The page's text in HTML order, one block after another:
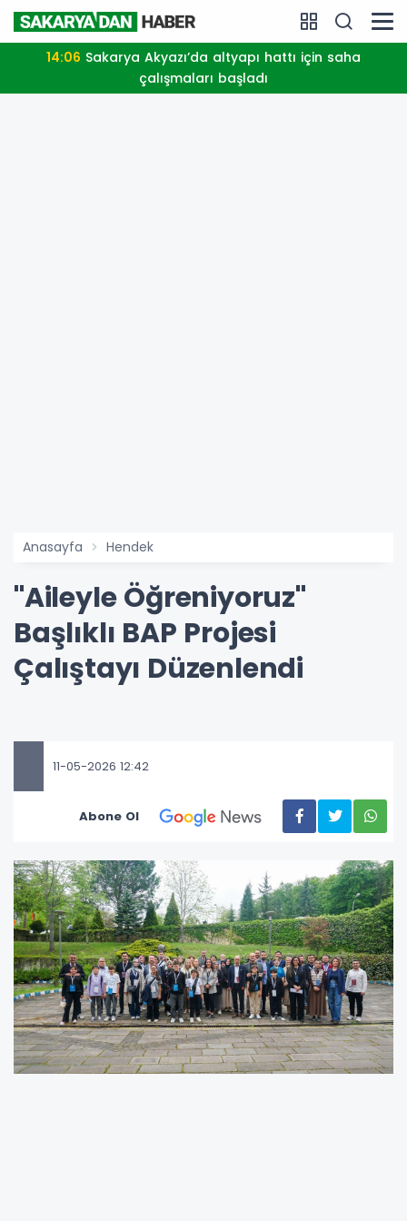
14:06
çalışmaları başladı
Anasayfa Hendek
"Aileyle Öğreniyoruz"
Başlıklı BAP Projesi
Çalıştayı Düzenlendi
11-05-2026 12:42
Abone Ol